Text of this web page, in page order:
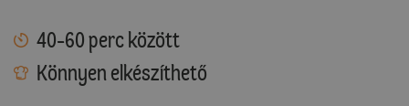
40-60 perc között
Könnyen elkészíthető